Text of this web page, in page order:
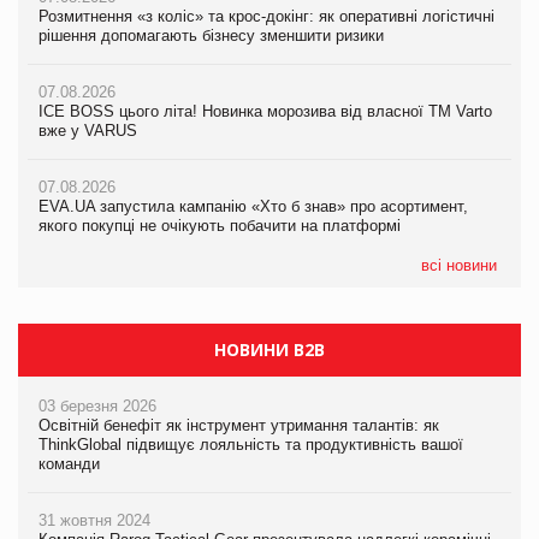
Розмитнення «з коліс» та крос-докінг: як оперативні логістичні
рішення допомагають бізнесу зменшити ризики
07.08.2026
ICE BOSS цього літа! Новинка морозива від власної ТМ Varto
вже у VARUS
07.08.2026
EVA.UA запустила кампанію «Хто б знав» про асортимент,
якого покупці не очікують побачити на платформі
всі новини
07.08.2026
EVA.UA запустила кампанію «Хто б знав» про асортимент,
06.08.2026
Смачна новинка для хвостатих: у VARUS з’явилися паучі
05.08.2026
Мережа супермаркетів VARUS купує мережу магазинів
Kraft Heinz скоротила збиток у першому півріччі
Продажі Hugo Boss впали на 9%
НОВИНИ B2B
03 березня 2026
Освітній бенефіт як інструмент утримання талантів: як
ThinkGlobal підвищує лояльність та продуктивність вашої
команди
31 жовтня 2024